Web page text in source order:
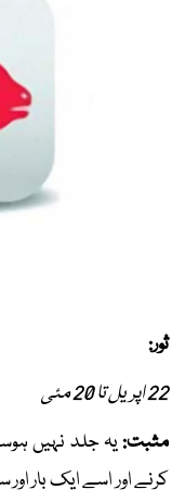
ثور:
22 اپریل تا 20 مئی
مثبت:یہ جلد نہیں
کرنے اور اسے ایک بار